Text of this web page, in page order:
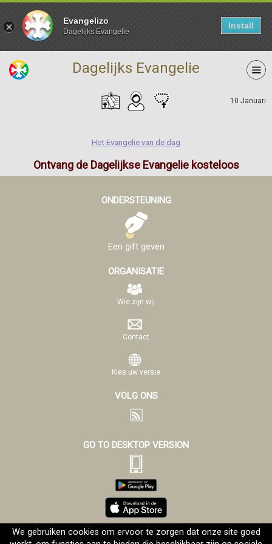
Evangelizo
Dagelijks Evangelie
Install
Dagelijks Evangelie
10 Januari
Het Evangelie van de dag
Ontvang de Dagelijkse Evangelie kosteloos
ONDERSTEUNING
Een gift geven
ORGANISATIE
Wie zijn wij
Contact
Kies uw versie
VOLG ONS
GO TO DESKTOP VERSION
We gebruiken cookies om ervoor te zorgen dat onze site goed